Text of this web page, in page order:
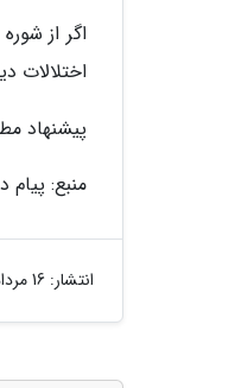
اگر از
اختلالات
پیشنهاد
منبع: پیام
انتشار: 16 مرداد 1404